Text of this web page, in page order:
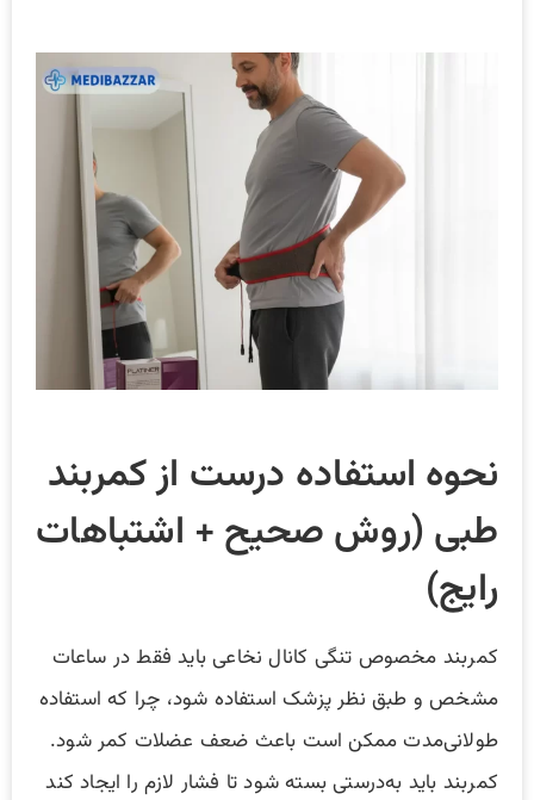
نحوه استفاده درست از کمربند
طبی (روش صحیح + اشتباهات
رایج)
کمربند مخصوص تنگی کانال نخاعی باید فقط در ساعات
مشخص و طبق نظر پزشک استفاده شود، چرا که استفاده
طولانی‌مدت ممکن است باعث ضعف عضلات کمر شود.
کمربند باید به‌درستی بسته شود تا فشار لازم را ایجاد کند